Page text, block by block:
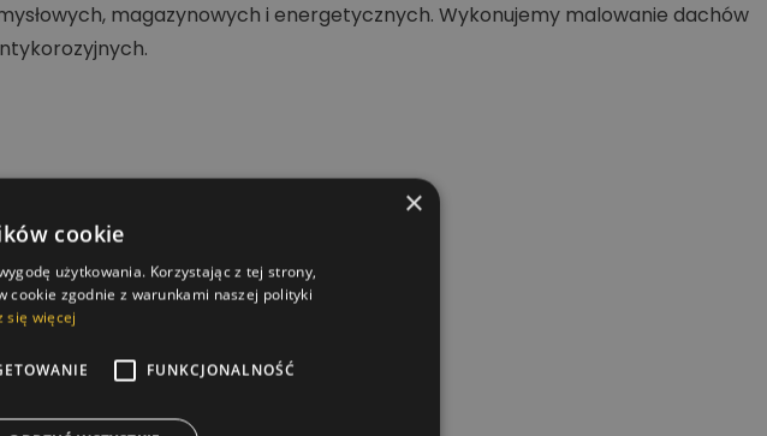
magazynowych i energetycznych. Wykonujemy malowanie dachów
×
cookie
użytkowania. Korzystając z tej strony,
cookie zgodnie z warunkami naszej polityki
się więcej
FUNKCJONALNOŚĆ